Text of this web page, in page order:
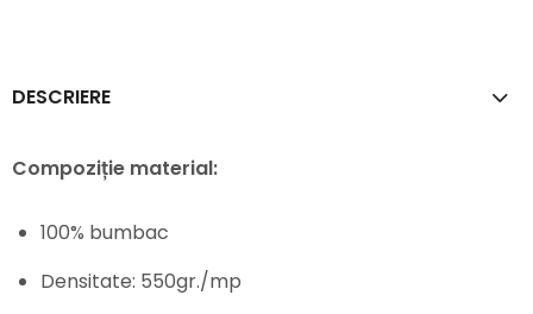
DESCRIERE
Compoziție material:
100% bumbac
Densitate: 550gr./mp